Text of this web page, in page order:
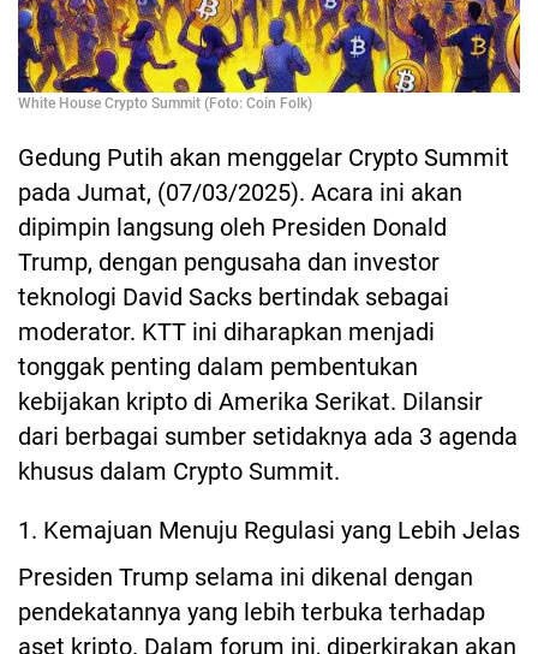
White House Crypto Summit (Foto: Coin Folk)
Gedung Putih akan menggelar Crypto Summit
pada Jumat, (07/03/2025). Acara ini akan
dipimpin langsung oleh Presiden Donald
Trump, dengan pengusaha dan investor
teknologi David Sacks bertindak sebagai
moderator. KTT ini diharapkan menjadi
tonggak penting dalam pembentukan
kebijakan kripto di Amerika Serikat. Dilansir
dari berbagai sumber setidaknya ada 3 agenda
khusus dalam Crypto Summit.
1. Kemajuan Menuju Regulasi yang Lebih Jelas
Presiden Trump selama ini dikenal dengan
pendekatannya yang lebih terbuka terhadap
aset kripto. Dalam forum ini, diperkirakan akan